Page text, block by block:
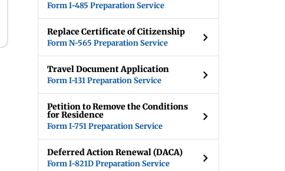
Form I-485 Preparation Service
Replace Certificate of Citizenship
Form N-565 Preparation Service
Travel Document Application
Form I-131 Preparation Service
Petition to Remove the Conditions
for Residence
Form I-751 Preparation Service
Deferred Action Renewal (DACA)
Form I-821D Preparation Service